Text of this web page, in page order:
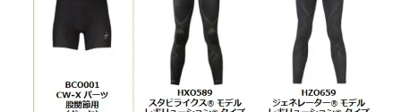
WORK
ブランドについて